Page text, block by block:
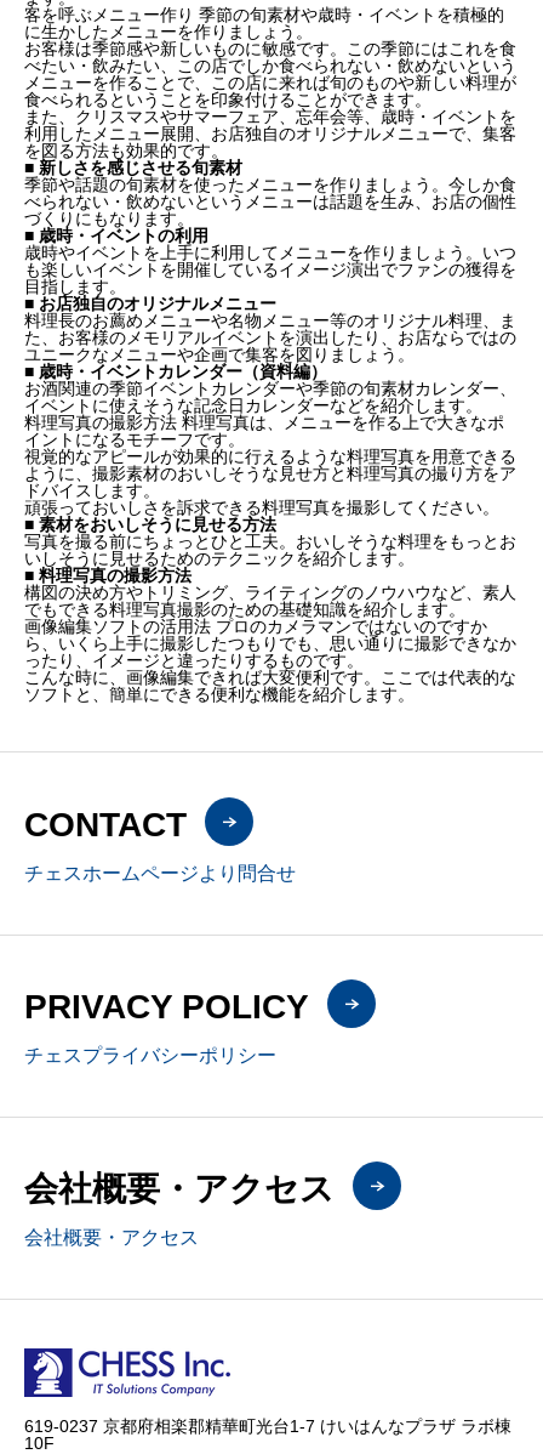
客を呼ぶメニュー作り 季節の旬素材や歳時・イベントを積極的
に生かしたメニューを作りましょう。
お客様は季節感や新しいものに敏感です。この季節にはこれを食
べたい・飲みたい、この店でしか食べられない・飲めないという
メニューを作ることで、この店に来れば旬のものや新しい料理が
食べられるということを印象付けることができます。
また、クリスマスやサマーフェア、忘年会等、歳時・イベントを
利用したメニュー展開、お店独自のオリジナルメニューで、集客
を図る方法も効果的です。
■ 新しさを感じさせる旬素材
季節や話題の旬素材を使ったメニューを作りましょう。今しか食
べられない・飲めないというメニューは話題を生み、お店の個性
づくりにもなります。
■ 歳時・イベントの利用
歳時やイベントを上手に利用してメニューを作りましょう。いつ
も楽しいイベントを開催しているイメージ演出でファンの獲得を
目指します。
■ お店独自のオリジナルメニュー
料理長のお薦めメニューや名物メニュー等のオリジナル料理、ま
た、お客様のメモリアルイベントを演出したり、お店ならではの
ユニークなメニューや企画で集客を図りましょう。
■ 歳時・イベントカレンダー（資料編）
お酒関連の季節イベントカレンダーや季節の旬素材カレンダー、
イベントに使えそうな記念日カレンダーなどを紹介します。
料理写真の撮影方法 料理写真は、メニューを作る上で大きなポ
イントになるモチーフです。
視覚的なアピールが効果的に行えるような料理写真を用意できる
ように、撮影素材のおいしそうな見せ方と料理写真の撮り方をア
ドバイスします。
頑張っておいしさを訴求できる料理写真を撮影してください。
■ 素材をおいしそうに見せる方法
写真を撮る前にちょっとひと工夫。おいしそうな料理をもっとお
いしそうに見せるためのテクニックを紹介します。
■ 料理写真の撮影方法
構図の決め方やトリミング、ライティングのノウハウなど、素人
でもできる料理写真撮影のための基礎知識を紹介します。
画像編集ソフトの活用法 プロのカメラマンではないのですか
ら、いくら上手に撮影したつもりでも、思い通りに撮影できなか
ったり、イメージと違ったりするものです。
こんな時に、画像編集できれば大変便利です。ここでは代表的な
ソフトと、簡単にできる便利な機能を紹介します。
CONTACT
チェスホームページより問合せ
PRIVACY POLICY
チェスプライバシーポリシー
会社概要・アクセス
会社概要・アクセス
619-0237 京都府相楽郡精華町光台1-7 けいはんなプラザ ラボ棟
10F